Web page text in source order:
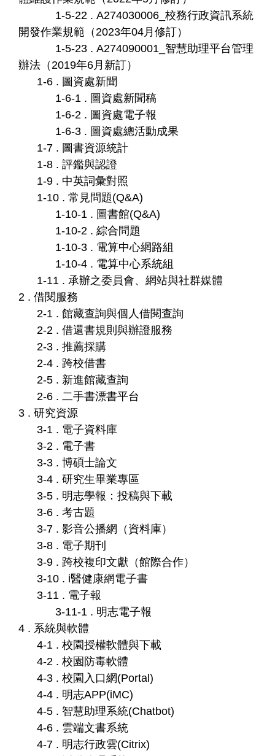
1-5-22 . A274030006_校務行政資訊系統
開發作業規範（2023年04月修訂）
1-5-23 . A274090001_智慧助理平台管理
辦法（2019年6月新訂）
1-6 . 圖資處新聞
1-6-1 . 圖資處新聞稿
1-6-2 . 圖資處電子報
1-6-3 . 圖資處總活動成果
1-7 . 圖書資源統計
1-8 . 評鑑與認證
1-9 . 中英詞彙對照
1-10 . 常見問題(Q&A)
1-10-1 . 圖書館(Q&A)
1-10-2 . 綜合問題
1-10-3 . 電算中心網路組
1-10-4 . 電算中心系統組
1-11 . 承辦之委員會、網站與社群媒體
2 . 借閱服務
2-1 . 館藏查詢與個人借閱查詢
2-2 . 借還書規則與辦證服務
2-3 . 推薦採購
2-4 . 跨校借書
2-5 . 新進館藏查詢
2-6 . 二手書漂書平台
3 . 研究資源
3-1 . 電子資料庫
3-2 . 電子書
3-3 . 博碩士論文
3-4 . 研究生畢業專區
3-5 . 明志學報：投稿與下載
3-6 . 考古題
3-7 . 影音公播網（資料庫）
3-8 . 電子期刊
3-9 . 跨校複印文獻（館際合作）
3-10 . i醫健康網電子書
3-11 . 電子報
3-11-1 . 明志電子報
4 . 系統與軟體
4-1 . 校園授權軟體與下載
4-2 . 校園防毒軟體
4-3 . 校園入口網(Portal)
4-4 . 明志APP(iMC)
4-5 . 智慧助理系統(Chatbot)
4-6 . 雲端文書系統
4-7 . 明志行政雲(Citrix)